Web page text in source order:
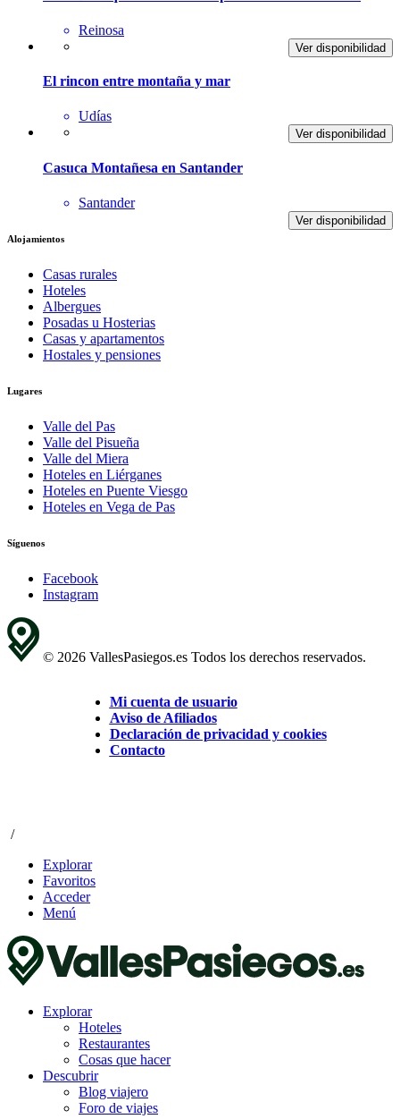
Reinosa
Ver disponibilidad
El rincon entre montaña y mar
Udías
Ver disponibilidad
Casuca Montañesa en Santander
Santander
Ver disponibilidad
Alojamientos
Casas rurales
Hoteles
Albergues
Posadas u Hosterias
Casas y apartamentos
Hostales y pensiones
Lugares
Valle del Pas
Valle del Pisueña
Valle del Miera
Hoteles en Liérganes
Hoteles en Puente Viesgo
Hoteles en Vega de Pas
Síguenos
Facebook
Instagram
© 2026 VallesPasiegos.es Todos los derechos reservados.
Mi cuenta de usuario
Aviso de Afiliados
Declaración de privacidad y cookies
Contacto
/
Explorar
Favoritos
Acceder
Menú
Explorar
Hoteles
Restaurantes
Cosas que hacer
Descubrir
Blog viajero
Foro de viajes